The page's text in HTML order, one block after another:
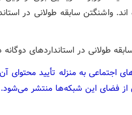
واشنگتن سابقه طولانی در
اجتماعی به منزله تأیید محتوای
فضای این شبکه‌ها منتشر می‌شود.